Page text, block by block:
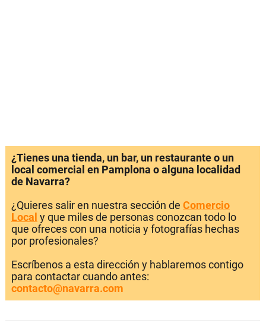
¿Tienes una tienda, un bar, un restaurante o un
local comercial en Pamplona o alguna localidad
de Navarra?
¿Quieres salir en nuestra sección de Comercio
Local y que miles de personas conozcan todo lo
que ofreces con una noticia y fotografías hechas
por profesionales?
Escríbenos a esta dirección y hablaremos contigo
para contactar cuando antes:
contacto@navarra.com